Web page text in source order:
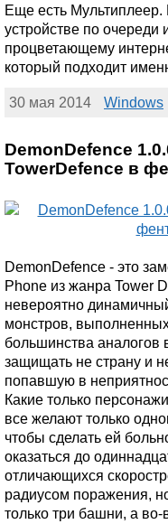
Еще есть
устройстве по
процветающему
который подходит
30 мая 2014 Windows
DemonDefence
TowerDefence в
DemonDefence - это
Phone из жанра Tower
невероятно
монстров,
большинства аналогов
защищать не страну и
попавшую в
Какие только
все желают только
чтобы сделать ей
оказаться до
отличающихся
радиусом поражения,
только три башни, а